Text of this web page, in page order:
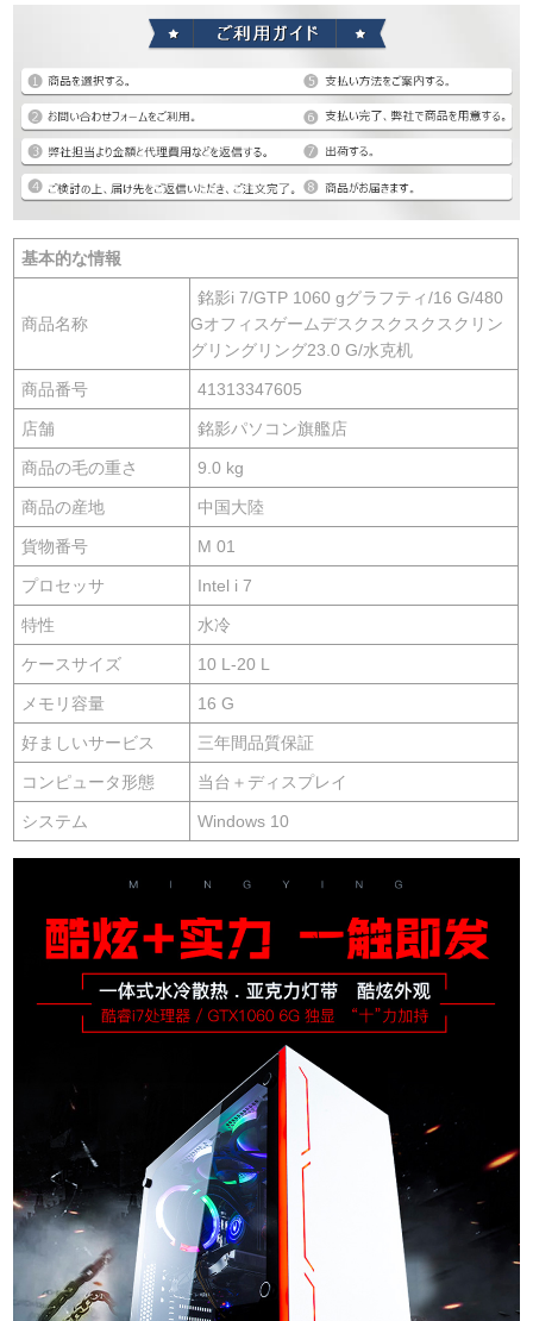
基本的な情報
商品名称
銘影i 7/GTP 1060 gグラフティ/16 G/480
Gオフィスゲームデスクスクスクスクリン
グリングリング23.0 G/水克机
商品番号 41313347605
店舗 銘影パソコン旗艦店
商品の毛の重さ 9.0 kg
商品の産地 中国大陸
貨物番号 M 01
プロセッサ Intel i 7
特性 水冷
ケースサイズ 10 L-20 L
メモリ容量 16 G
好ましいサービス 三年間品質保証
コンピュータ形態 当台＋ディスプレイ
システム Windows 10